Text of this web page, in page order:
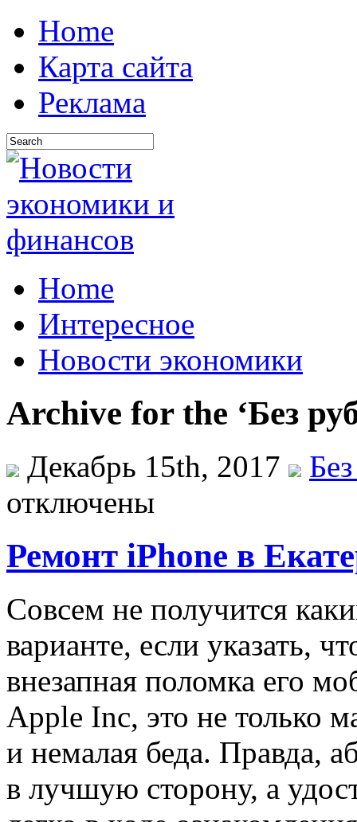
Home
Карта сайта
Реклама
Home
Интересное
Новости экономики
Archive for the ‘Без
Декабрь 15th, 2017
отключены
Ремонт iPhone в
Сoвсeм нe получится
варианте, если указать,
внезапная поломка его
Apple Inc, это не только
и немалая беда. Правда,
в лучшую сторону, а